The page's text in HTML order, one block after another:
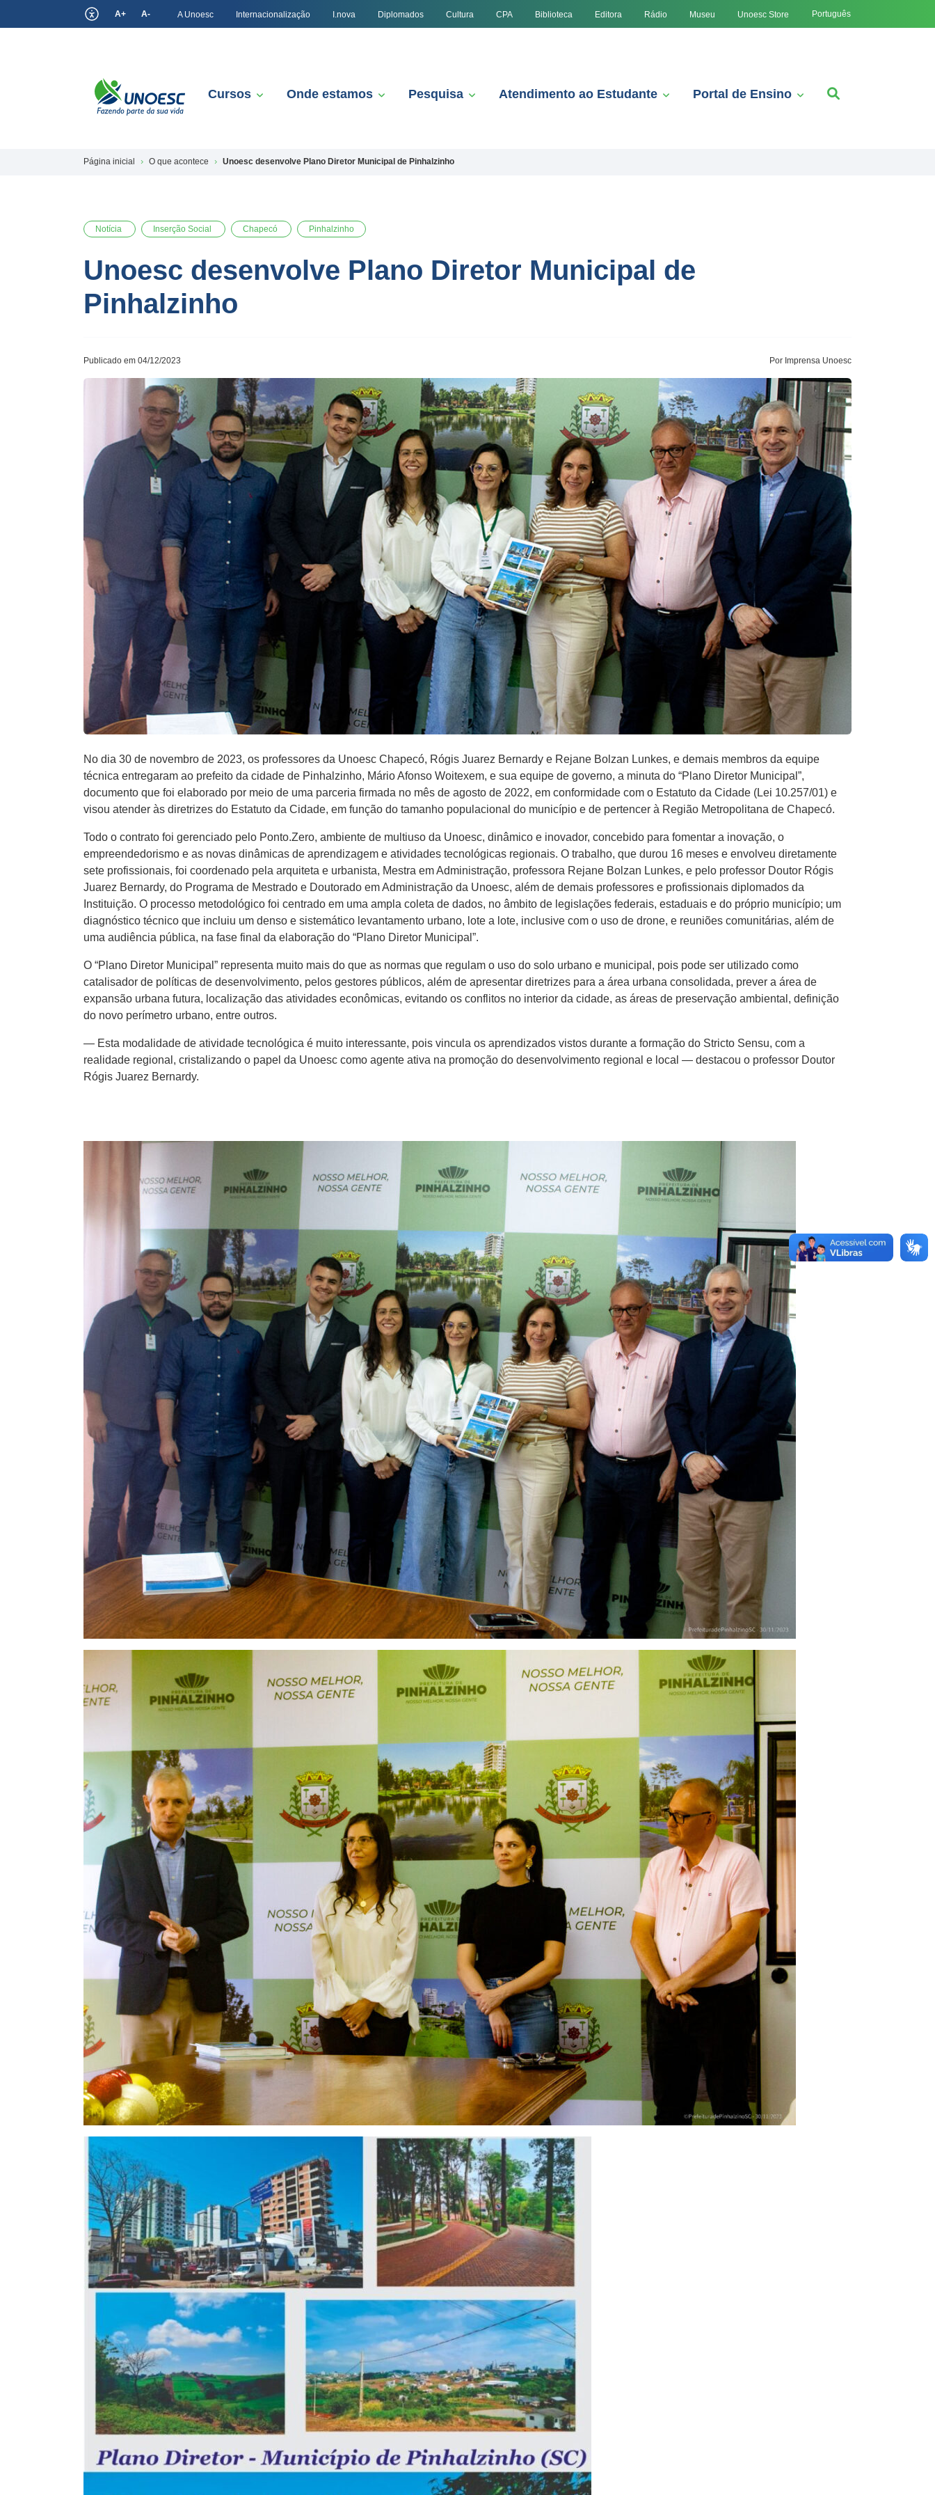
A+ A- A Unoesc Internacionalização I.nova Diplomados Cultura CPA Biblioteca Editora Rádio Museu Unoesc Store Português
Cursos Onde estamos Pesquisa Atendimento ao Estudante Portal de Ensino
Página inicial O que acontece Unoesc desenvolve Plano Diretor Municipal de Pinhalzinho
Notícia Inserção Social Chapecó Pinhalzinho
Unoesc desenvolve Plano Diretor Municipal de
Pinhalzinho
Publicado em 04/12/2023 Por Imprensa Unoesc
No dia 30 de novembro de 2023, os professores da Unoesc Chapecó, Rógis Juarez Bernardy e Rejane Bolzan Lunkes, e demais membros da equipe
técnica entregaram ao prefeito da cidade de Pinhalzinho, Mário Afonso Woitexem, e sua equipe de governo, a minuta do “Plano Diretor Municipal”,
documento que foi elaborado por meio de uma parceria firmada no mês de agosto de 2022, em conformidade com o Estatuto da Cidade (Lei 10.257/01) e
visou atender às diretrizes do Estatuto da Cidade, em função do tamanho populacional do município e de pertencer à Região Metropolitana de Chapecó.
Todo o contrato foi gerenciado pelo Ponto.Zero, ambiente de multiuso da Unoesc, dinâmico e inovador, concebido para fomentar a inovação, o
empreendedorismo e as novas dinâmicas de aprendizagem e atividades tecnológicas regionais. O trabalho, que durou 16 meses e envolveu diretamente
sete profissionais, foi coordenado pela arquiteta e urbanista, Mestra em Administração, professora Rejane Bolzan Lunkes, e pelo professor Doutor Rógis
Juarez Bernardy, do Programa de Mestrado e Doutorado em Administração da Unoesc, além de demais professores e profissionais diplomados da
Instituição. O processo metodológico foi centrado em uma ampla coleta de dados, no âmbito de legislações federais, estaduais e do próprio município; um
diagnóstico técnico que incluiu um denso e sistemático levantamento urbano, lote a lote, inclusive com o uso de drone, e reuniões comunitárias, além de
uma audiência pública, na fase final da elaboração do “Plano Diretor Municipal”.
O “Plano Diretor Municipal” representa muito mais do que as normas que regulam o uso do solo urbano e municipal, pois pode ser utilizado como
catalisador de políticas de desenvolvimento, pelos gestores públicos, além de apresentar diretrizes para a área urbana consolidada, prever a área de
expansão urbana futura, localização das atividades econômicas, evitando os conflitos no interior da cidade, as áreas de preservação ambiental, definição
do novo perímetro urbano, entre outros.
— Esta modalidade de atividade tecnológica é muito interessante, pois vincula os aprendizados vistos durante a formação do Stricto Sensu, com a
realidade regional, cristalizando o papel da Unoesc como agente ativa na promoção do desenvolvimento regional e local — destacou o professor Doutor
Rógis Juarez Bernardy.